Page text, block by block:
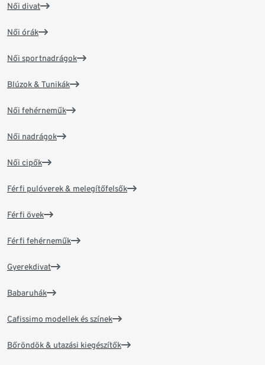
Női divat
Női órák
Női sportnadrágok
Blúzok & Tunikák
Női fehérneműk
Női nadrágok
Női cipők
Férfi pulóverek & melegítőfelsők
Férfi övek
Férfi fehérneműk
Gyerekdivat
Babaruhák
Cafissimo modellek és színek
Bőröndök & utazási kiegészítők